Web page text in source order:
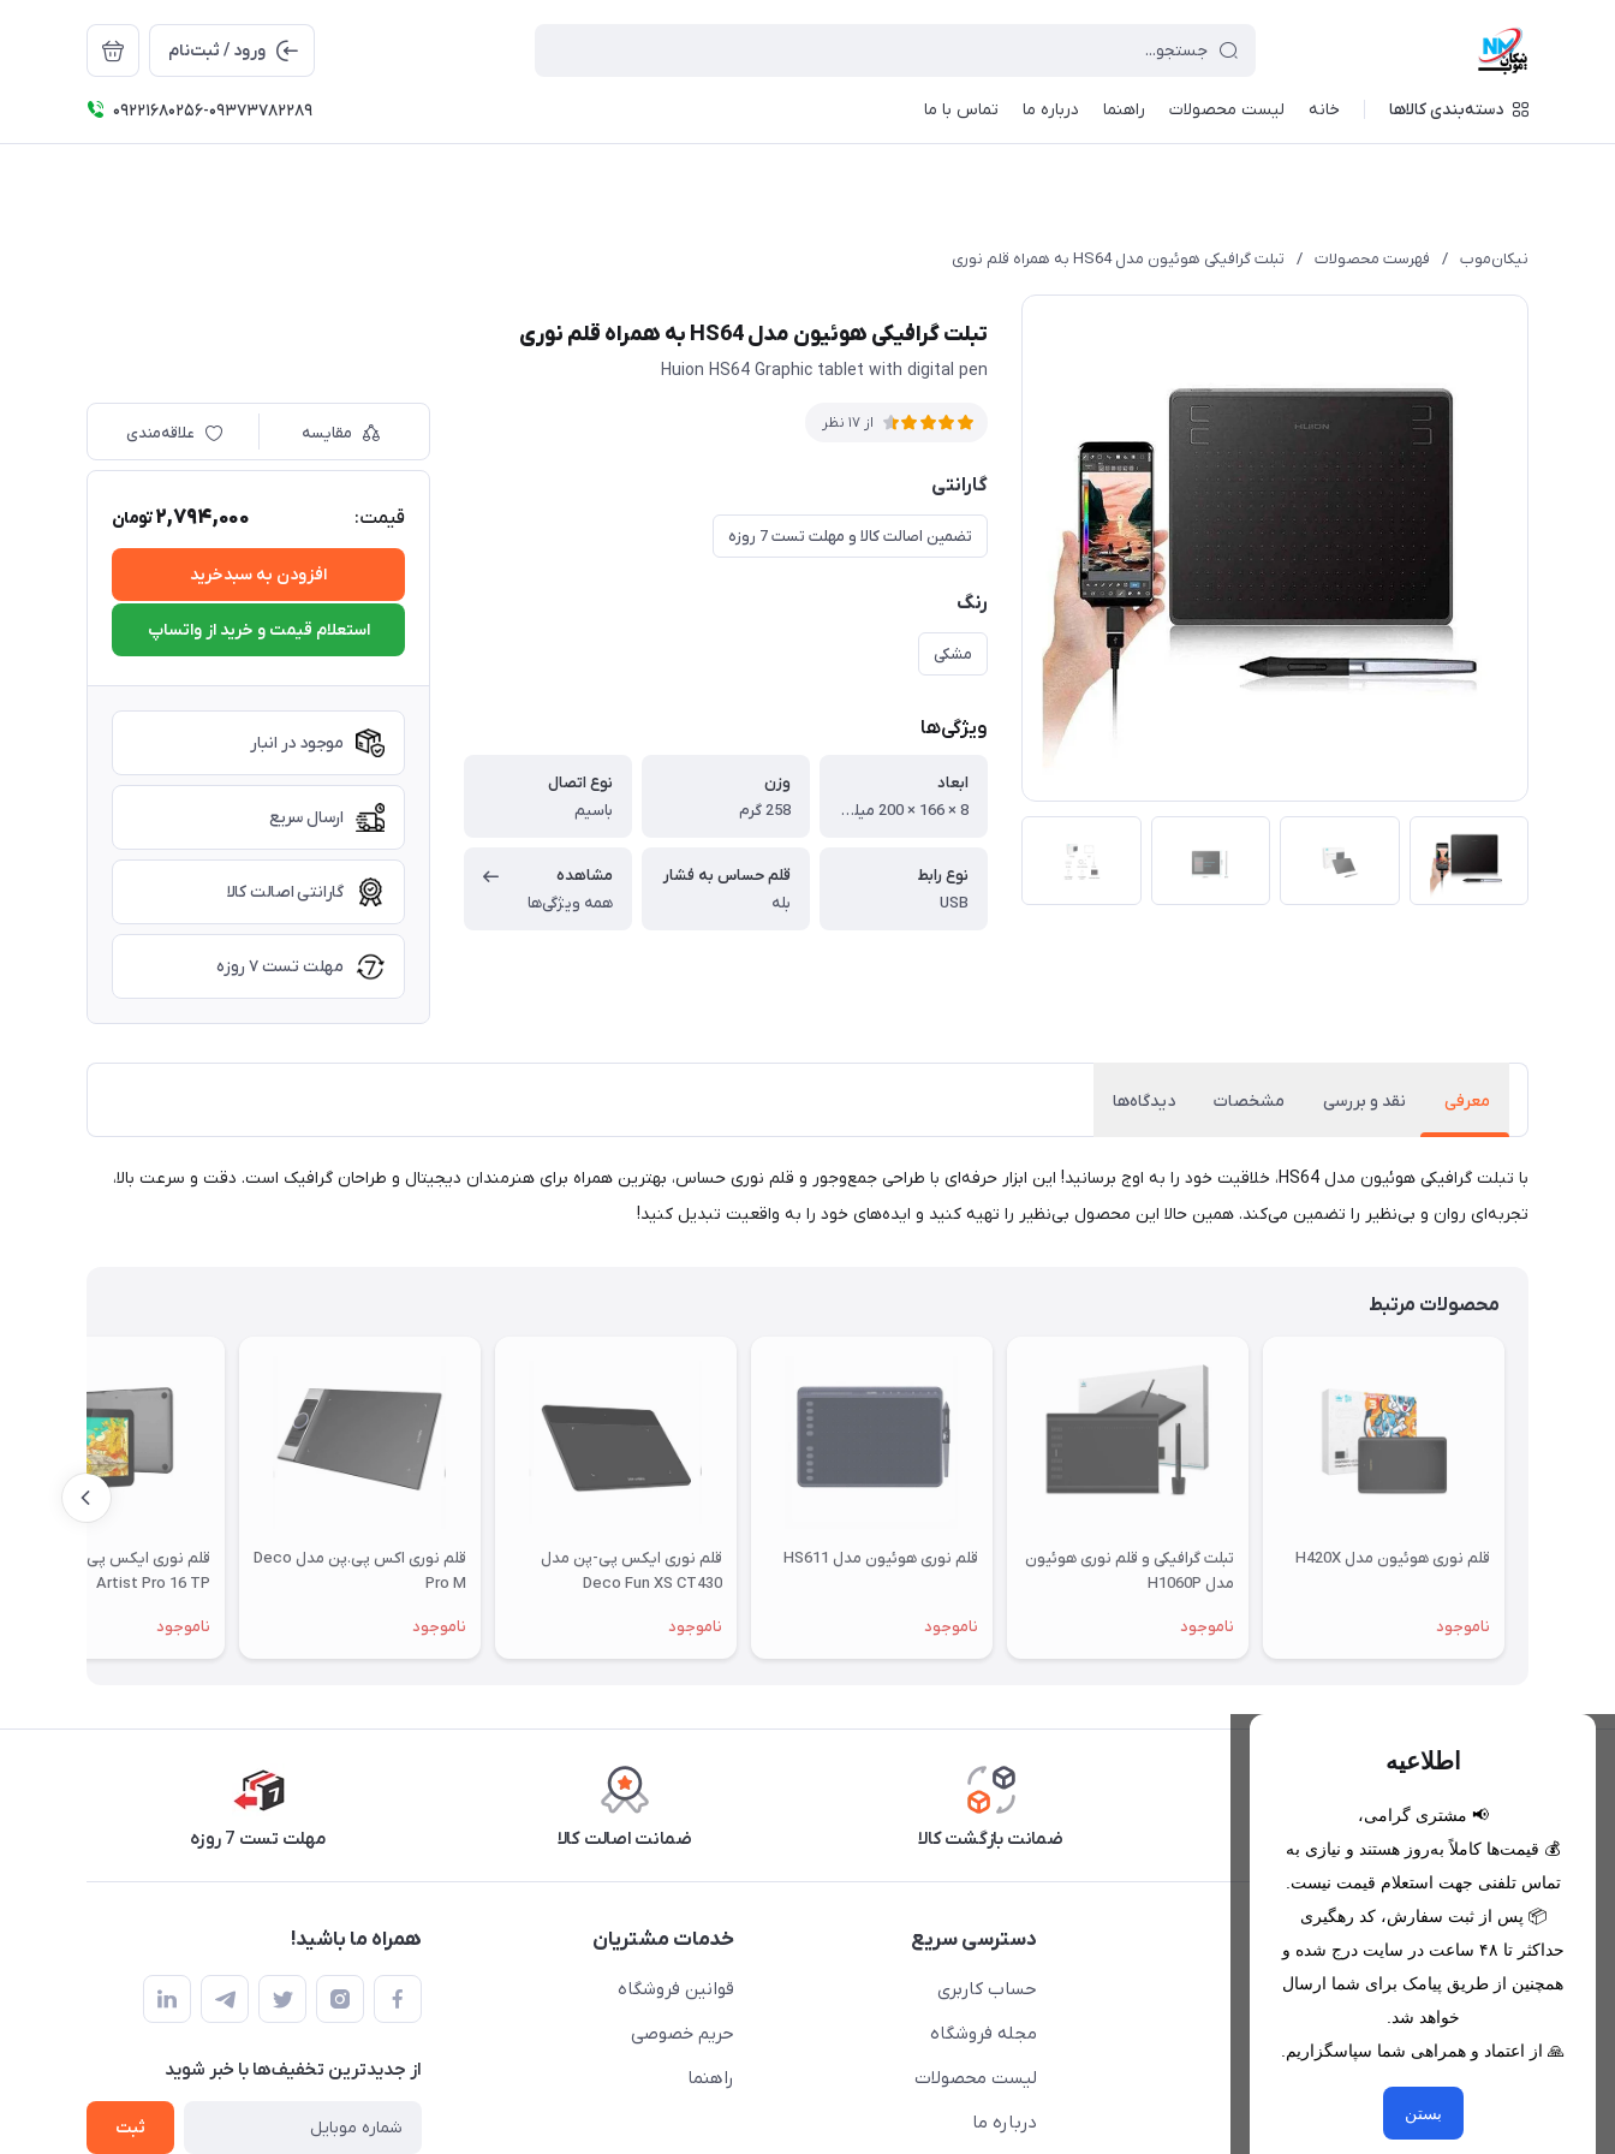
ورود / ثبت‌نام
دسته‌بندی کالاها خانه لیست محصولات راهنما درباره ما تماس با ما 09221680256-09373782289
نیکان‌موب / فهرست محصولات / تبلت گرافیکی هوئیون مدل HS64 به همراه قلم نوری
تبلت گرافیکی هوئیون مدل HS64 به همراه قلم نوری
Huion HS64 Graphic tablet with digital pen
از 17 نظر
گارانتی
تضمین اصالت کالا و مهلت تست 7 روزه
رنگ
مشکی
ویژگی‌ها
ابعاد
8 × 166 × 200 میلی‌متر
وزن
258 گرم
نوع اتصال
باسیم
نوع رابط
USB
قلم حساس به فشار
بله
مشاهده
همه ویژگی‌ها
مقایسه علاقه‌مندی
قیمت: 2,794,000تومان
افزودن به سبدخرید
استعلام قیمت و خرید از واتساپ
موجود در انبار
ارسال سریع
گارانتی اصالت کالا
مهلت تست ۷ روزه
معرفی نقد و بررسی مشخصات دیدگاه‌ها
با تبلت گرافیکی هوئیون مدل HS64، خلاقیت خود را به اوج برسانید! این ابزار حرفه‌ای با طراحی جمع‌وجور و قلم نوری حساس، بهترین همراه برای هنرمندان دیجیتال و طراحان گرافیک است. دقت و سرعت بالا،
تجربه‌ای روان و بی‌نظیر را تضمین می‌کند. همین حالا این محصول بی‌نظیر را تهیه کنید و ایده‌های خود را به واقعیت تبدیل کنید!
محصولات مرتبط
قلم نوری هوئیون مدل H420X
ناموجود
تبلت گرافیکی و قلم نوری هوئیون
مدل H1060P
ناموجود
قلم نوری هوئیون مدل HS611
ناموجود
قلم نوری ایکس پی-پن مدل
Deco Fun XS CT430
ناموجود
قلم نوری اکس پی.پن مدل Deco
Pro M
ناموجود
قلم نوری ایکس پی-پن مدل
Artist Pro 16 TP
ناموجود
اطلاعیه
📢 مشتری گرامی،
💰 قیمت‌ها کاملاً به‌روز هستند و نیازی به
تماس تلفنی جهت استعلام قیمت نیست.
📦 پس از ثبت سفارش، کد رهگیری
حداکثر تا ۴۸ ساعت در سایت درج شده و
همچنین از طریق پیامک برای شما ارسال
خواهد شد.
🙏 از اعتماد و همراهی شما سپاسگزاریم.
بستن
تحویل اکسپرس(با هماهنگی) ضمانت بازگشت کالا ضمانت اصالت کالا مهلت تست 7 روزه
اطلاعات تماس
09221680256 - 09373782289
nikanmobstore@gmail.com
دسترسی سریع
حساب کاربری
مجله فروشگاه
لیست محصولات
درباره ما
خدمات مشتریان
قوانین فروشگاه
حریم خصوصی
راهنما
همراه ما باشید!
از جدید‌ترین تخفیف‌ها با‌ خبر شوید
ثبت